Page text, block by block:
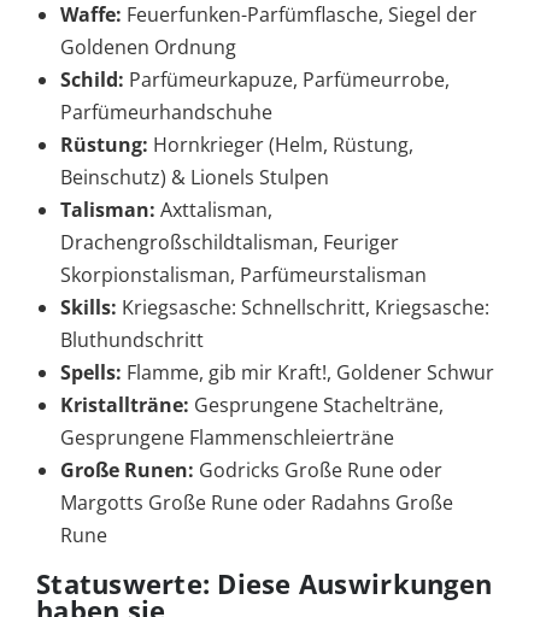
Waffe: Feuerfunken-Parfümflasche, Siegel der
Goldenen Ordnung
Schild: Parfümeurkapuze, Parfümeurrobe,
Parfümeurhandschuhe
Rüstung: Hornkrieger (Helm, Rüstung,
Beinschutz) & Lionels Stulpen
Talisman: Axttalisman,
Drachengroßschildtalisman, Feuriger
Skorpionstalisman, Parfümeurstalisman
Skills: Kriegsasche: Schnellschritt, Kriegsasche:
Bluthundschritt
Spells: Flamme, gib mir Kraft!, Goldener Schwur
Kristallträne: Gesprungene Stachelträne,
Gesprungene Flammenschleierträne
Große Runen: Godricks Große Rune oder
Margotts Große Rune oder Radahns Große
Rune
Statuswerte: Diese Auswirkungen